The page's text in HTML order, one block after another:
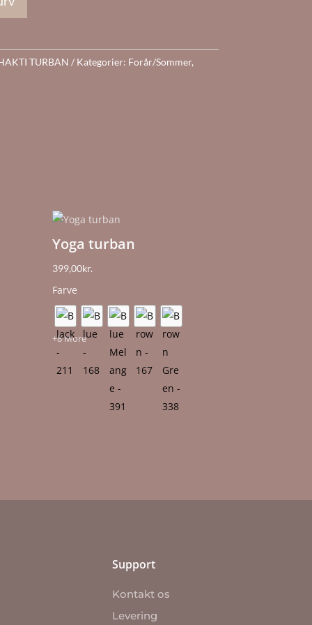
TURBAN Kategorier: Forår/Sommer,
Yoga turban
399,00kr.
Farve
+8 More
Support
Kontakt os
Levering